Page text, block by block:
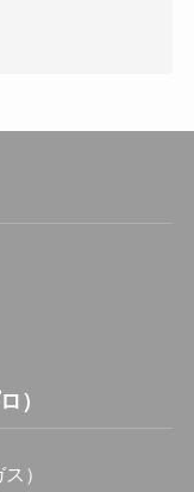
）
）